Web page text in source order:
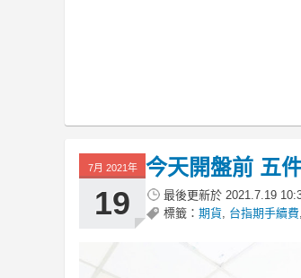
7月 2021年
19
今天開盤前 五
最後更新於 2021.7.19
標籤： 期貨 台指期手續費